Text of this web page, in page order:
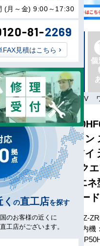
新品直
送
最新機
種
同機種
タイプ
別あり
個
省エネ 三相200V
PLZ-
業務用エアコン
人感ムーブアイ
ト4方向 i-スク
シングル 省エネ
200V ワイヤー
型番 PLZ-
室内
(月～金) 9:00～17:30
81-2269
FAX見積はこちら
の直工店を探す
のお客様の近くに
工店がございます。